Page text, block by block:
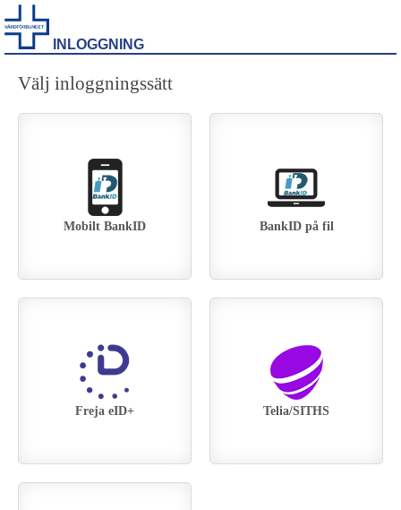
INLOGGNING
Välj inloggningssätt
Mobilt BankID BankID på fil
Telia/SITHS
Freja eID+